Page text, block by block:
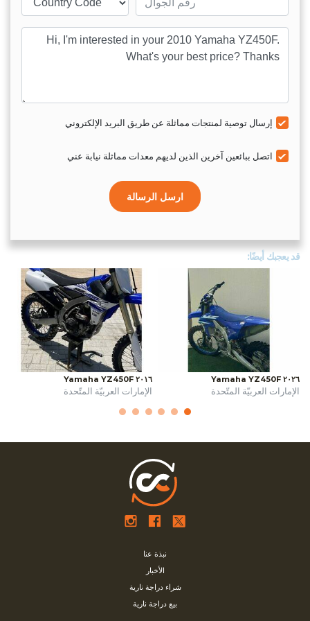
إرسال توصية لمنتجات مماثلة عن طريق البريد الإلكتروني
اتصل ببائعين آخرين الذين لديهم معدات مماثلة نيابة عني
ارسل الرسالة
قد يعجبك أيضًا:
٢٠٢٦ Yamaha YZ450F
الإمارات العربيّة المتّحدة
٢٠١٦ Yamaha YZ450F
الإمارات العربيّة المتّحدة
نبذة عنا
الأخبار
شراء دراجة نارية
بيع دراجة نارية